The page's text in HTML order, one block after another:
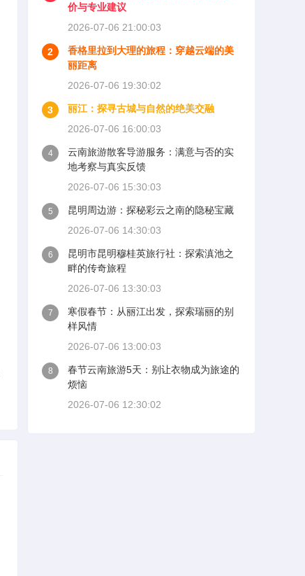
价与专业建议
2026-07-06 21:00:03
2
香格里拉到大理的旅程：穿越云端的美
丽距离
2026-07-06 19:30:02
3
丽江：探寻古城与自然的绝美交融
2026-07-06 16:00:03
4
云南旅游散客导游服务：满意与否的实
地考察与真实反馈
2026-07-06 15:30:03
5
昆明周边游：探秘彩云之南的隐秘宝藏
2026-07-06 14:30:03
6
昆明市昆明穆桂英旅行社：探索滇池之
畔的传奇旅程
2026-07-06 13:30:03
7
寒假春节：从丽江出发，探索瑞丽的别
样风情
2026-07-06 13:00:03
8
春节云南旅游5天：别让衣物成为旅途的
烦恼
2026-07-06 12:30:02